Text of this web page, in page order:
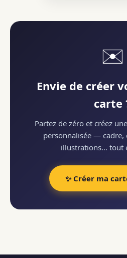
✉️
Envie de créer
carte
Partez de zéro et créez
personnalisée — cadre,
illustrations… tout
✨ Créer ma